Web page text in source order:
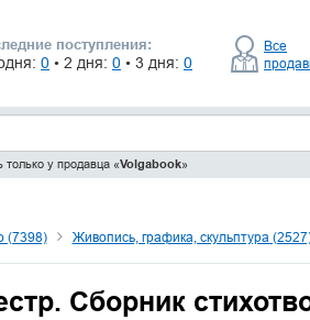
поступления:
0 • 2 дня: 0 • 3 дня: 0
Все
только у продавца «Volgabook»
(7398) Живопись, графика, скульптура
Сборник